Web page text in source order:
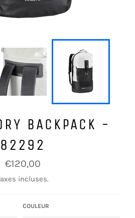
BACKPACK -
82292
Prix
régulier
€120,00
incluses.
COULEUR